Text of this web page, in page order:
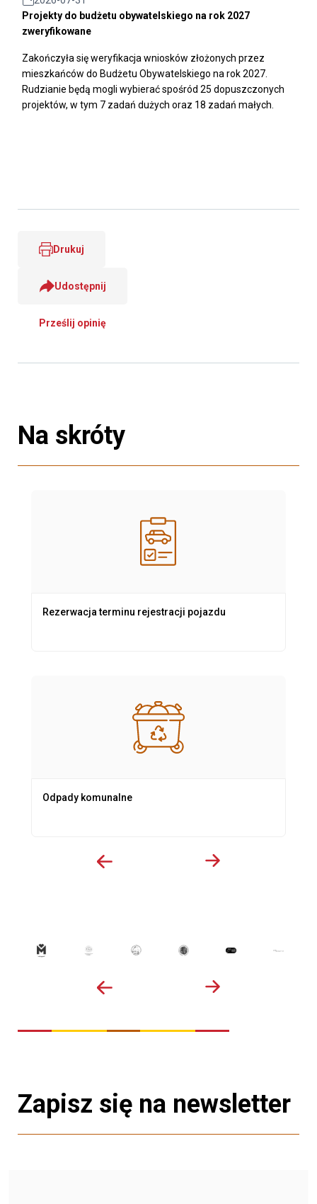
Projekty do budżetu obywatelskiego na rok 2027
zweryfikowane
Zakończyła się weryfikacja wniosków złożonych przez
mieszkańców do Budżetu Obywatelskiego na rok 2027.
Rudzianie będą mogli wybierać spośród 25 dopuszczonych
projektów, w tym 7 zadań dużych oraz 18 zadań małych.
Drukuj
Udostępnij
Prześlij opinię
Na skróty
Rezerwacja terminu rejestracji pojazdu
Odpady komunalne
Zapisz się na newsletter